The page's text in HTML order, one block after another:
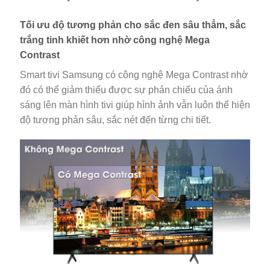
Tối ưu độ tương phản cho sắc đen sâu thẳm, sắc
trắng tinh khiết hơn nhờ công nghệ Mega
Contrast
Smart tivi Samsung có công nghệ Mega Contrast nhờ
đó có thể giảm thiểu được sự phản chiếu của ánh
sáng lên màn hình tivi giúp hình ảnh vẫn luôn thể hiện
độ tương phản sâu, sắc nét đến từng chi tiết.